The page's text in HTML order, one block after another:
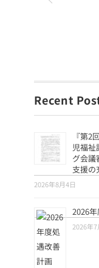
Recent
『第2
児福祉
グ会議
支援の
2026年8月4日
2026
2026年7